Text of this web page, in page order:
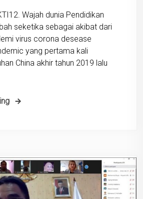
Wajah dunia Pendidikan
seketika sebagai akibat dari
virus corona desease
yang pertama kali
China akhir tahun 2019 lalu